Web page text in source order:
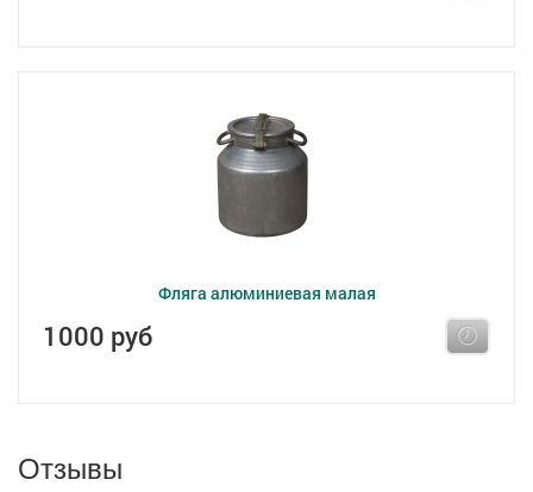
Фляга алюминиевая малая
1000 руб
Отзывы